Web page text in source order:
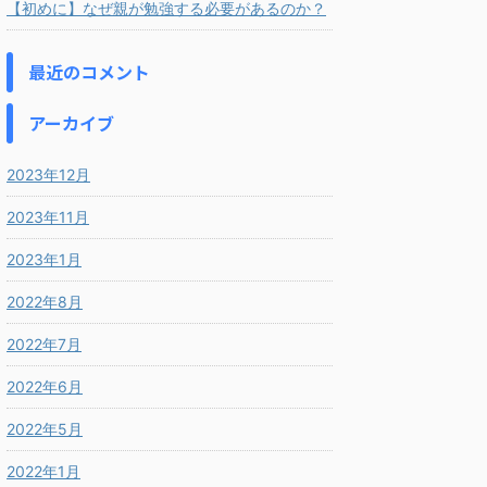
【初めに】なぜ親が勉強する必要があるのか？
最近のコメント
アーカイブ
2023年12月
2023年11月
2023年1月
2022年8月
2022年7月
2022年6月
2022年5月
2022年1月